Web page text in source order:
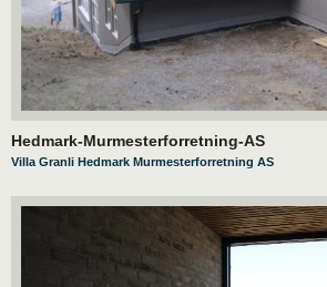
Hedmark-Murmesterforretning-AS
Villa Granli Hedmark Murmesterforretning AS